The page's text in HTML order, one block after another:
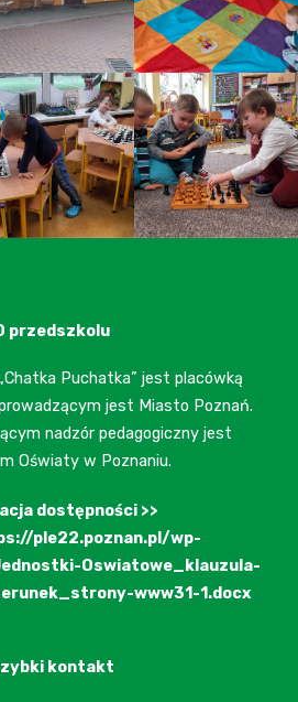
przedszkolu
Puchatka” jest placówką
jest Miasto Poznań.
nadzór pedagogiczny jest
Oświaty w Poznaniu.
dostępności >>
ple22.poznan.pl/wp-
Oswiatowe_klauzula-
www31-1.docx
kontakt